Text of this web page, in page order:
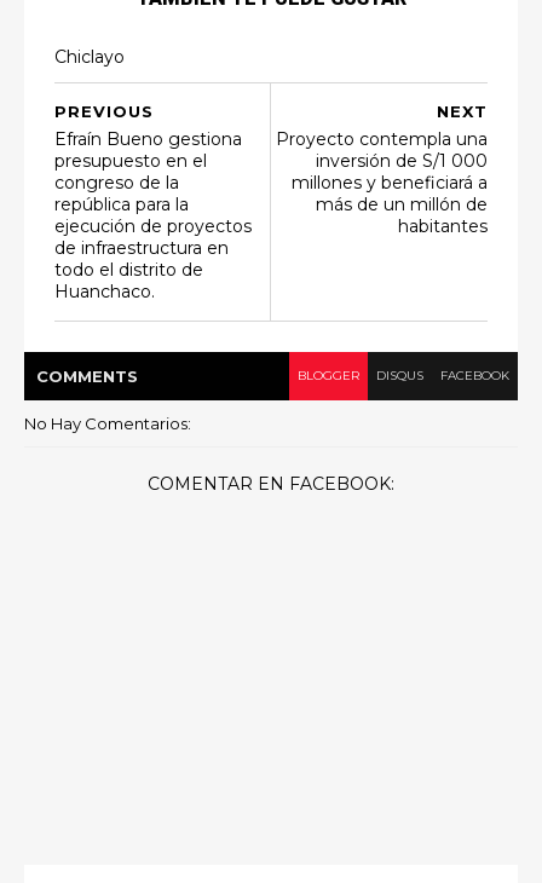
Chiclayo
NEXT
Proyecto contempla una
inversión de S/1 000
millones y beneficiará a
más de un millón de
habitantes
PREVIOUS
Efraín Bueno gestiona
presupuesto en el
congreso de la
república para la
ejecución de proyectos
de infraestructura en
todo el distrito de
Huanchaco.
COMMENTS BLOGGER DISQUS FACEBOOK
No Hay Comentarios:
COMENTAR EN FACEBOOK: